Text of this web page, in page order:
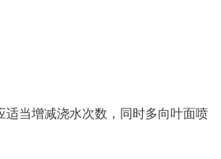
当增减浇水次数，同时多向叶面喷